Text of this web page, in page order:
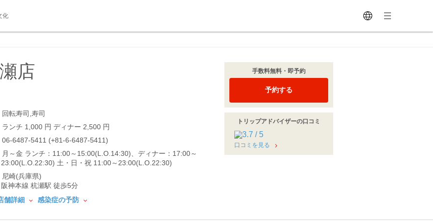
化
店
回転寿司,寿司
ランチ 1,000 円 ディナー 2,500 円
06-6487-5411 (+81-6-6487-5411)
月～金 ランチ：11:00～15:00(L.O.14:30)、ディナー：17:00～
23:00(L.O.22:30) 土・日・祝 11:00～23:00(L.O.22:30)
尼崎(兵庫県)
阪神本線 杭瀬駅 徒歩5分
舗詳細
感染症の予防
手数料無料・即予約
予約する
トリップアドバイザーの口コミ
口コミを見る